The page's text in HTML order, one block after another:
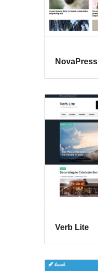
NovaPress
Verb Lite